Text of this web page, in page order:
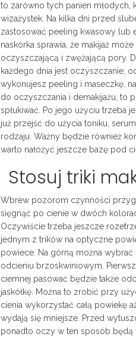
to zarówno tych panien młodych,
wizażystek. Na kilka dni przed
zastosować peeling kwasowy lub
naskórka sprawia, że makijaż
oczyszczającą i zwężającą pory.
każdego dnia jest oczyszczanie,
wykonujesz peeling i maseczkę,
do oczyszczania i demakijażu, to
spłukiwać. Po jego użyciu trzeba
już przejść do użycia toniku,
rodzaju. Ważny będzie również
warto nałożyć jeszcze bazę pod
Stosuj triki
Wbrew pozorom czynności
sięgnąć po cienie w dwóch
Oczywiście trzeba jeszcze
jednym z trików na optyczne
powiece. Na górną można
odcieniu brzoskwiniowym.
ciemnej pasować będzie także
jaskółkę. Można to zrobić przy
cienia wykorzystać całą powiekę
wydają się mniejsze. Przed
ponadto oczy w ten sposób będą